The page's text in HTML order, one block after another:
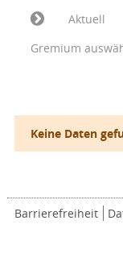
Aktuell
Gremium
Keine Daten
Barrierefreiheit